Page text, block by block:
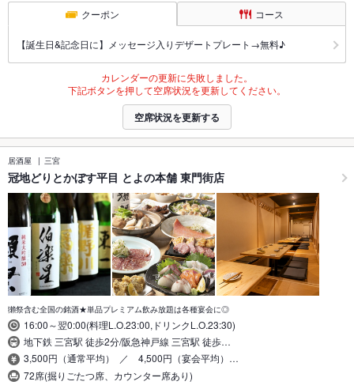
クーポン コース
【誕生日&記念日に】メッセージ入りデザートプレート→無料♪
カレンダーの更新に失敗しました。
下記ボタンを押して空席状況を更新してください。
空席状況を更新する
居酒屋 三宮
冠地どりとかぼす平目 とよの本舗 東門街店
獺祭含む全国の銘酒★単品プレミアム飲み放題は各種宴会に◎
16:00～翌0:00(料理L.O.23:00,ドリンクL.O.23:30)
地下鉄 三宮駅 徒歩2分/阪急神戸線 三宮駅 徒歩…
3,500円（通常平均） ／ 4,500円（宴会平均）…
72席(掘りごたつ席、カウンター席あり)